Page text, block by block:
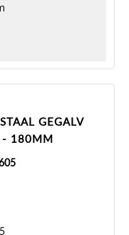
GEGALV
- 180MM